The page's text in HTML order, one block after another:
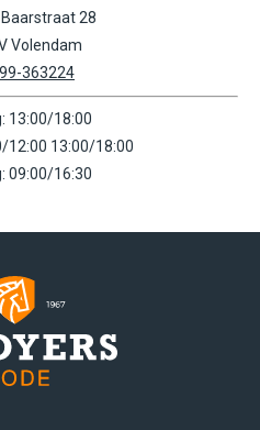
Baarstraat 28
Volendam
363224
13:00/18:00
12:00 13:00/18:00
09:00/16:30